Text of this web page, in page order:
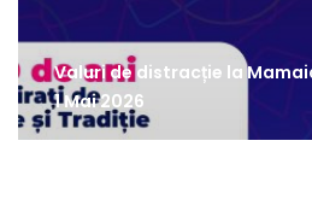
Valuri de distracție la
1 Mai 2026